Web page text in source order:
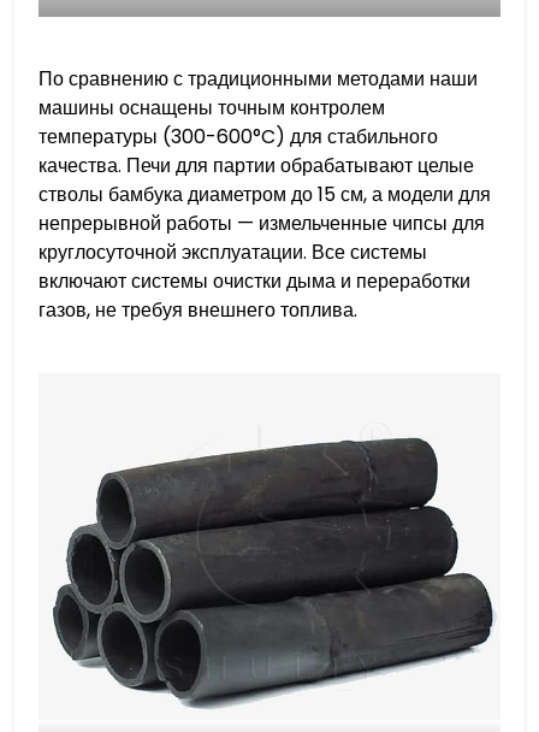
По сравнению с традиционными методами наши
машины оснащены точным контролем
температуры (300-600°C) для стабильного
качества. Печи для партии обрабатывают целые
стволы бамбука диаметром до 15 см, а модели для
непрерывной работы — измельченные чипсы для
круглосуточной эксплуатации. Все системы
включают системы очистки дыма и переработки
газов, не требуя внешнего топлива.